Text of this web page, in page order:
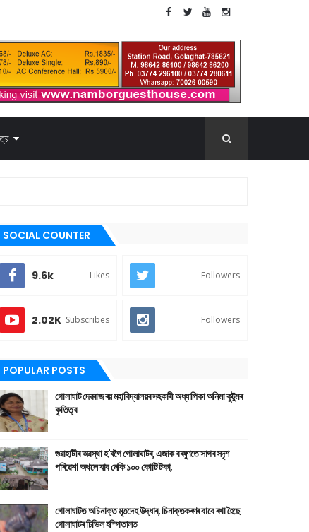
SOCIAL COUNTER
9.6k Likes Followers
2.02K Subscribes Followers
POPULAR POSTS
গোলাঘাট দেৱৰাজ ৰয় মহাবিদ্যালয়ৰ সহকাৰী অধ্যাপিকা অনিমা কুটুমৰ
কৃতিত্ব
গুৱাহাটীৰ অৱস্থা হ'বগৈ গোলাঘাটৰ, এজাক বৰষুণতে সাগৰ সদৃশ
পৰিৱেশ। অথলে যাব নেকি ১০০ কোটি টকা,
গোলাঘাটত অচিনাক্ত মৃতদেহ উদ্ধাৰ, চিনাক্তকৰণৰ বাবে ৰখা হৈছে
গোলাঘাটৰ চিভিল হস্পিতালত